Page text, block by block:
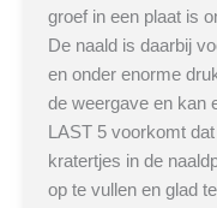
groef in een plaat is
De naald is daarbij
en onder enorme
de weergave en kan
LAST 5 voorkomt
kratertjes in de
op te vullen en glad